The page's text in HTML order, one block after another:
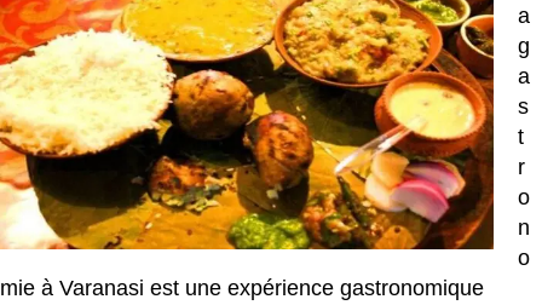
a
g
a
s
t
r
o
n
o
mie à Varanasi est une expérience gastronomique